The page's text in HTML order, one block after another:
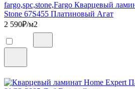
fargo,spc,stone,Fargo Кварцевый
Stone 67S455 Платиновый Агат
2 590₽/м2